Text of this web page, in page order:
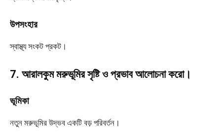
উপসংহার
স্বাস্থ্য সংকট প্রকট।
7. আরালকুম মরুভূমির সৃষ্টি ও প্রভাব আলোচনা করো।
ভূমিকা
নতুন মরুভূমির উদ্ভব একটি বড় পরিবর্তন।